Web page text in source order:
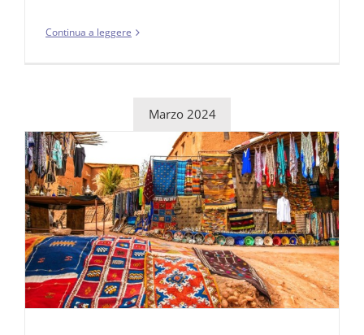
Continua a leggere
Marzo 2024